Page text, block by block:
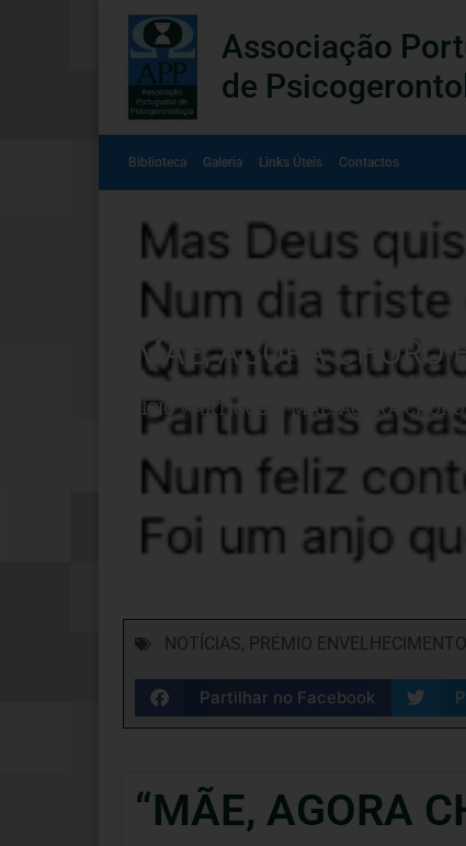
Associação
de
Biblioteca Galeria Links Úteis Contactos
“MÃE, AGORA
INÍCIO» ARTIGOS “MÃE, AGORA
NOTÍCIAS, PRÉMIO
Partilhar no Facebook
“MÃE, AGORA